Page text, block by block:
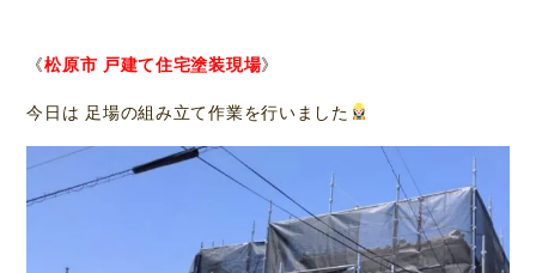
《松原市 戸建て住宅塗装現場》
今日は 足場の組み立て作業を行いました